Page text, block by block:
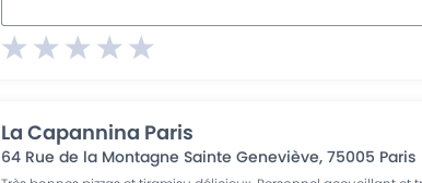
La Capannina Paris
64 Rue de la Montagne Sainte Geneviève,75005 Paris